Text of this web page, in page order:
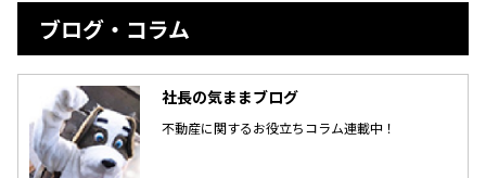
ブログ・コラム
社長の気ままブログ
不動産に関するお役立ちコラム連載中！